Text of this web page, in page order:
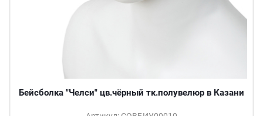
Бейсболка "Челси" цв.чёрный тк.полувелюр в Казани